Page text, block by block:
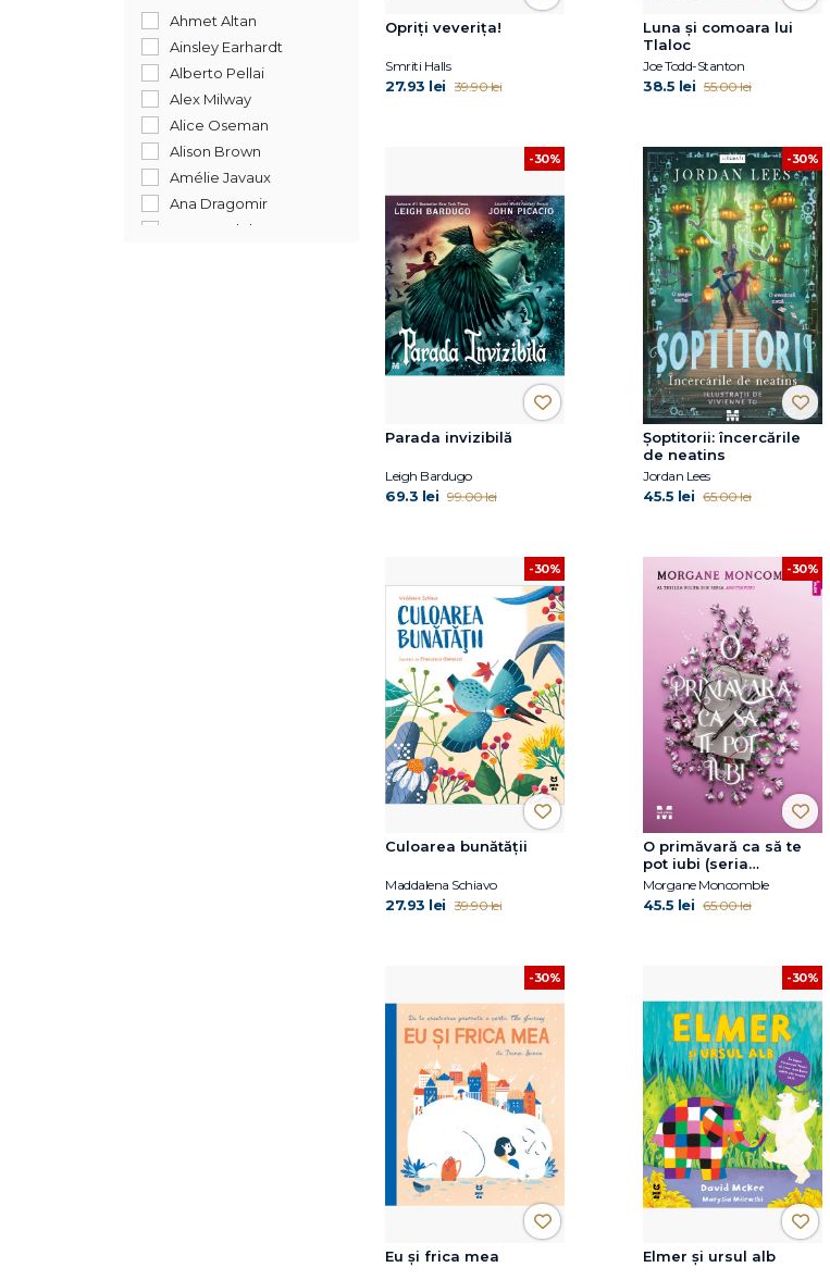
2009
Ahmet Altan
Ainsley Earhardt
Alberto Pellai
Alex Milway
Alice Oseman
Alison Brown
Amélie Javaux
Ana Dragomir
Anca Nedelcu
Opriți veverița!
Smriti Halls
27.93 lei 39.90 lei
Luna și comoara lui
Tlaloc
Joe Todd-Stanton
38.5 lei 55.00 lei
-30%
Parada invizibilă
Leigh Bardugo
69.3 lei 99.00 lei
-30%
Şoptitorii: încercările
de neatins
Jordan Lees
45.5 lei 65.00 lei
-30%
Culoarea bunătății
Maddalena Schiavo
27.93 lei 39.90 lei
-30%
O primăvară ca să te
pot iubi (seria
Anotimpuri, vol.3)
Morgane Moncomble
45.5 lei 65.00 lei
-30%
Eu și frica mea
-30%
Elmer și ursul alb